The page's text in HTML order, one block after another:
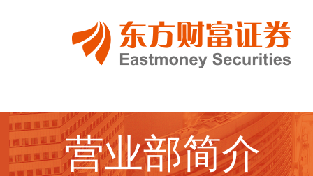
营业部简介